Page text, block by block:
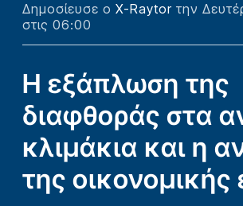
Δημοσίευσε ο X-Raytor την
στις 06:00
Η εξάπλωση της
διαφθοράς στα
κλιμάκια και η
της οικονομικής